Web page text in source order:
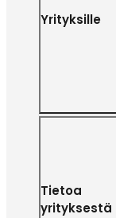
Yrityksille
Tietoa
yrityksestä